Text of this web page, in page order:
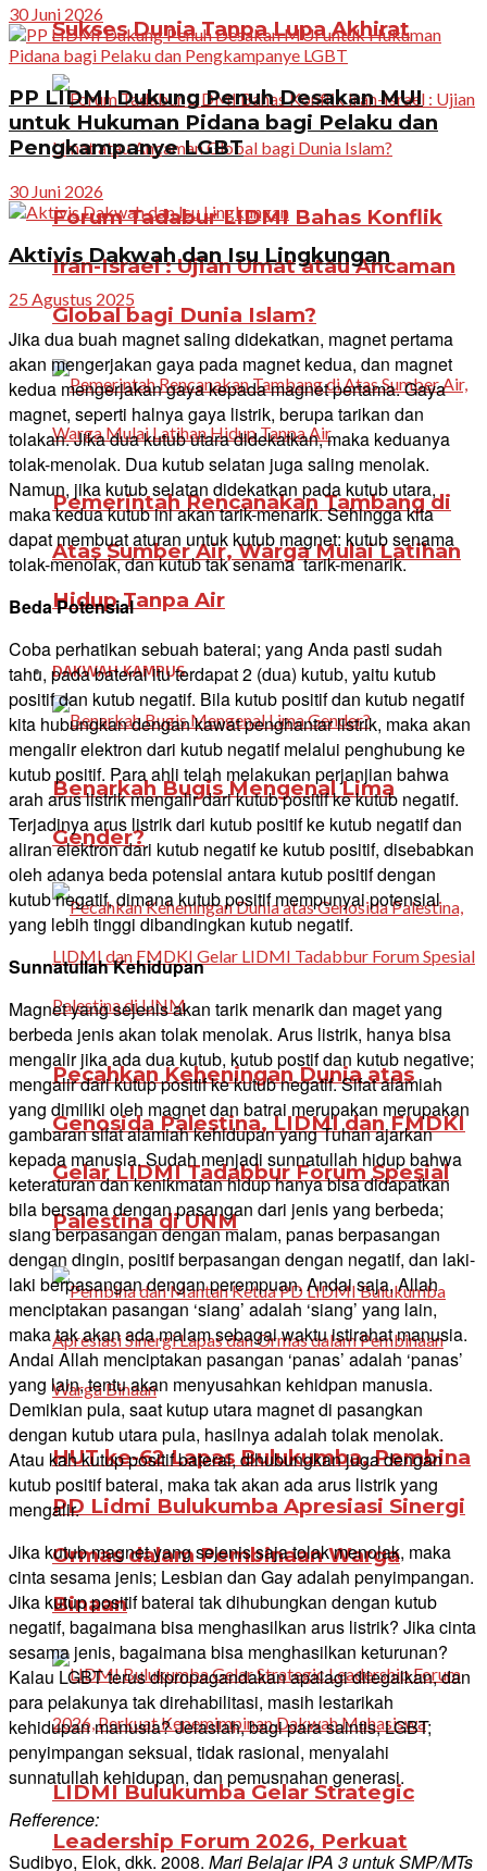
Sukses Dunia Tanpa Lupa Akhirat
Forum Tadabur LIDMI Bahas Konflik
Iran-Israel : Ujian Umat atau Ancaman
Global bagi Dunia Islam?
Pemerintah Rencanakan Tambang di
Atas Sumber Air, Warga Mulai Latihan
Hidup Tanpa Air
DAKWAH KAMPUS
Benarkah Bugis Mengenal Lima
Gender?
Pecahkan Keheningan Dunia atas
Genosida Palestina, LIDMI dan FMDKI
Gelar LIDMI Tadabbur Forum Spesial
Palestina di UNM
HUT ke-62 Lapas Bulukumba, Pembina
PD Lidmi Bulukumba Apresiasi Sinergi
Ormas dalam Pembinaan Warga
Binaan
LIDMI Bulukumba Gelar Strategic
Leadership Forum 2026, Perkuat
30 Juni 2026
PP LIDMI Dukung Penuh Desakan MUI
untuk Hukuman Pidana bagi Pelaku dan
Pengkampanye LGBT
30 Juni 2026
Aktivis Dakwah dan Isu Lingkungan
25 Agustus 2025
Jika dua buah magnet saling didekatkan, magnet pertama
akan mengerjakan gaya pada magnet kedua, dan magnet
kedua mengerjakan gaya kepada magnet pertama. Gaya
magnet, seperti halnya gaya listrik, berupa tarikan dan
tolakan. Jika dua kutub utara didekatkan, maka keduanya
tolak-menolak. Dua kutub selatan juga saling menolak.
Namun, jika kutub selatan didekatkan pada kutub utara,
maka kedua kutub ini akan tarik-menarik. Sehingga kita
dapat membuat aturan untuk kutub magnet: kutub senama
tolak-menolak, dan kutub tak senama tarik-menarik.
Beda Potensial
Coba perhatikan sebuah baterai; yang Anda pasti sudah
tahu, pada baterai itu terdapat 2 (dua) kutub, yaitu kutub
positif dan kutub negatif. Bila kutub positif dan kutub negatif
kita hubungkan dengan kawat penghantar listrik, maka akan
mengalir elektron dari kutub negatif melalui penghubung ke
kutub positif. Para ahli telah melakukan perjanjian bahwa
arah arus listrik mengalir dari kutub positif ke kutub negatif.
Terjadinya arus listrik dari kutub positif ke kutub negatif dan
aliran elektron dari kutub negatif ke kutub positif, disebabkan
oleh adanya beda potensial antara kutub positif dengan
kutub negatif, dimana kutub positif mempunyai potensial
yang lebih tinggi dibandingkan kutub negatif.
Sunnatullah Kehidupan
Magnet yang sejenis akan tarik menarik dan maget yang
berbeda jenis akan tolak menolak. Arus listrik, hanya bisa
mengalir jika ada dua kutub, kutub postif dan kutub negative;
mengalir dari kutup positif ke kutub negatif. Sifat alamiah
yang dimiliki oleh magnet dan batrai merupakan merupakan
gambaran sifat alamiah kehidupan yang Tuhan ajarkan
kepada manusia. Sudah menjadi sunnatullah hidup bahwa
keteraturan dan kenikmatan hidup hanya bisa didapatkan
bila bersama dengan pasangan dari jenis yang berbeda;
siang berpasangan dengan malam, panas berpasangan
dengan dingin, positif berpasangan dengan negatif, dan laki-
laki berpasangan dengan perempuan. Andai saja, Allah
menciptakan pasangan ‘siang’ adalah ‘siang’ yang lain,
maka tak akan ada malam sebagai waktu istirahat manusia.
Andai Allah menciptakan pasangan ‘panas’ adalah ‘panas’
yang lain, tentu akan menyusahkan kehidpan manusia.
Demikian pula, saat kutup utara magnet di pasangkan
dengan kutub utara pula, hasilnya adalah tolak menolak.
Atau kah kutup positif baterai, dihubungkan juga dengan
kutub positif baterai, maka tak akan ada arus listrik yang
mengalir.
Jika kutub magnet yang sejenis saja tolak menolak, maka
cinta sesama jenis; Lesbian dan Gay adalah penyimpangan.
Jika kutup positif baterai tak dihubungkan dengan kutub
negatif, bagaimana bisa menghasilkan arus listrik? Jika cinta
sesama jenis, bagaimana bisa menghasilkan keturunan?
Kalau LGBT terus dipropagandakan apalagi dilegalkan, dan
para pelakunya tak direhabilitasi, masih lestarikah
kehidupan manusia? Jelaslah, bagi para saintis, LGBT;
penyimpangan seksual, tidak rasional, menyalahi
sunnatullah kehidupan, dan pemusnahan generasi.
Refference:
Sudibyo, Elok, dkk. 2008. Mari Belajar IPA 3 untuk SMP/MTs